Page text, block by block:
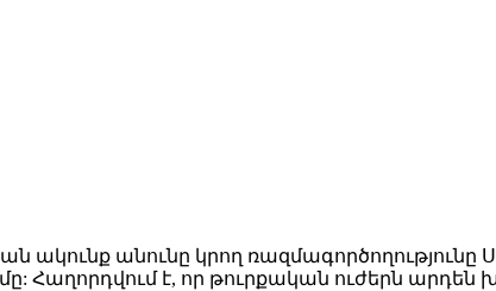
անունը կրող ռազմագործողությունը
է, որ թուրքական ուժերն արդեն